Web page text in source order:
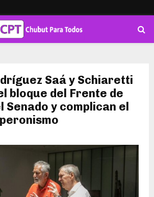
Saá y Schiaretti
bloque del Frente de
Senado y complican el